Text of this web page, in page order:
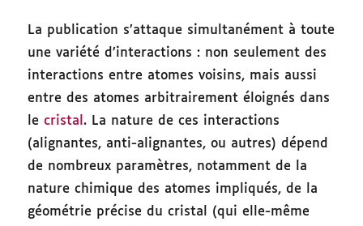
La publication s’attaque simultanément à toute
une variété d’interactions : non seulement des
interactions entre atomes voisins, mais aussi
entre des atomes arbitrairement éloignés dans
lecristal. La nature de ces interactions
(alignantes, anti-alignantes, ou autres) dépend
de nombreux paramètres, notamment de la
nature chimique des atomes impliqués, de la
géométrie précise du cristal (qui elle-même